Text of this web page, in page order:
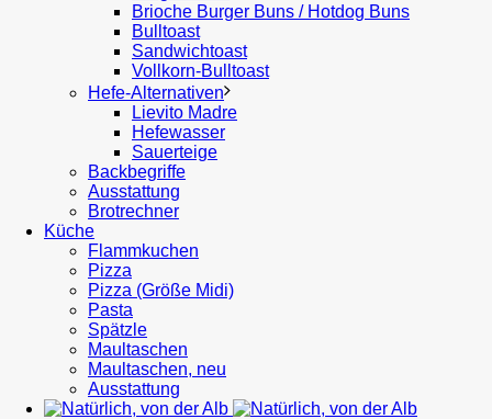
Brioche Burger Buns / Hotdog Buns
Bulltoast
Sandwichtoast
Vollkorn-Bulltoast
Hefe-Alternativen
Lievito Madre
Hefewasser
Sauerteige
Backbegriffe
Ausstattung
Brotrechner
Küche
Flammkuchen
Pizza
Pizza (Größe Midi)
Pasta
Spätzle
Maultaschen
Maultaschen, neu
Ausstattung